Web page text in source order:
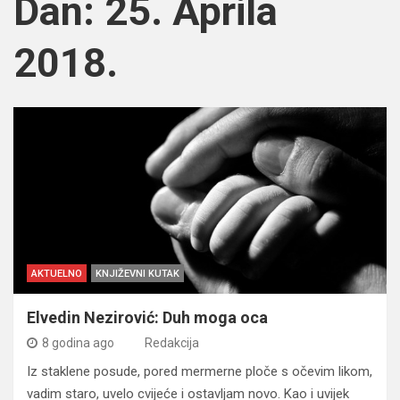
Dan: 25. Aprila
2018.
AKTUELNO KNJIŽEVNI KUTAK
Elvedin Nezirović: Duh moga oca
8 godina ago Redakcija
Iz staklene posude, pored mermerne ploče s očevim likom,
vadim staro, uvelo cvijeće i ostavljam novo. Kao i uvijek